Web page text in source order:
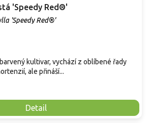
'Speedy Red®'
'Speedy Red®'
Detail
kultivar, vychází z oblíbené řady
ale přináší...